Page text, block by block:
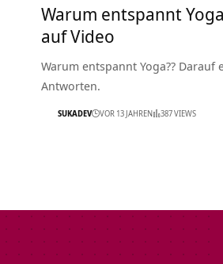
Warum entspannt
auf Video
Warum entspannt Yoga??
Antworten.
SUKADEV VOR 13 JAHREN 387 VIEWS